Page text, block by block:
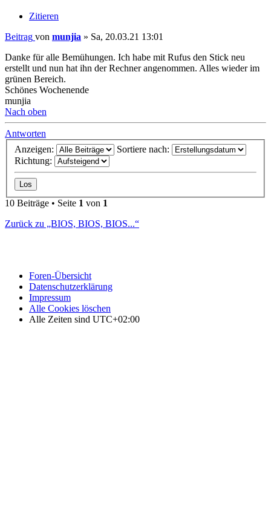
Zitieren
Beitrag von munjia » Sa, 20.03.21 13:01
Danke für alle Bemühungen. Ich habe mit Rufus den Stick neu
erstellt und nun hat ihn der Rechner angenommen. Alles wieder im
grünen Bereich.
Schönes Wochenende
munjia
Nach oben
Antworten
Anzeigen:
Sortiere nach:
Richtung:
10 Beiträge • Seite 1 von 1
Zurück zu „BIOS, BIOS, BIOS...“
Foren-Übersicht
Datenschutzerklärung
Impressum
Alle Cookies löschen
Alle Zeiten sind UTC+02:00